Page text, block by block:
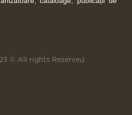
© All rights Reserved.